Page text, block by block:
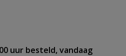
uur besteld, vandaag